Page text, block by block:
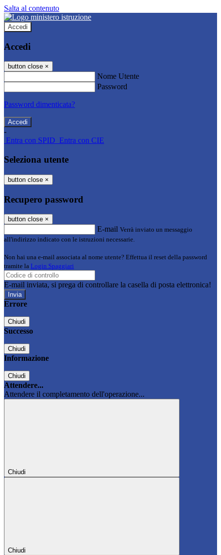
Salta al contenuto
Accedi
Accedi
button close ×
Nome Utente
Password
Password dimenticata?
-
Entra con SPID Entra con CIE
Seleziona utente
button close ×
Recupero password
button close ×
E-mail Verrà inviato un messaggio
all'indirizzo indicato con le istruzioni necessarie.
Non hai una e-mail associata al nome utente? Effettua il reset della password
tramite la Login Spaggiari
E-mail inviata, si prega di controllare la casella di posta elettronica!
Errore
Chiudi
Successo
Chiudi
Informazione
Chiudi
Attendere...
Attendere il completamento dell'operazione...
Chiudi
Chiudi